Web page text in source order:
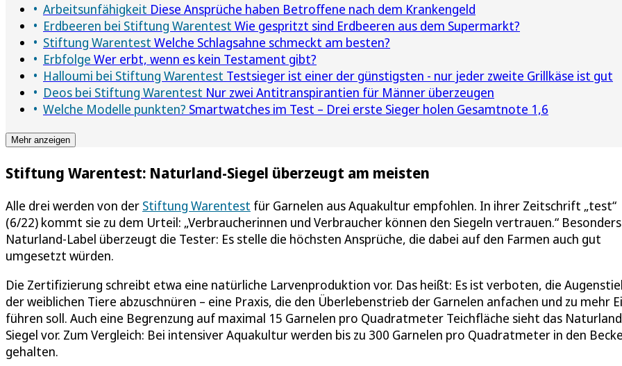
Arbeitsunfähigkeit Diese Ansprüche haben Betroffene nach dem Krankengeld
Erdbeeren bei Stiftung Warentest Wie gespritzt sind Erdbeeren aus dem Supermarkt?
Stiftung Warentest Welche Schlagsahne schmeckt am besten?
Erbfolge Wer erbt, wenn es kein Testament gibt?
Halloumi bei Stiftung Warentest Testsieger ist einer der günstigsten - nur jeder zweite Grillkäse ist gut
Deos bei Stiftung Warentest Nur zwei Antitranspirantien für Männer überzeugen
Welche Modelle punkten? Smartwatches im Test – Drei erste Sieger holen Gesamtnote 1,6
Mehr anzeigen
Stiftung Warentest: Naturland-Siegel überzeugt am meisten
Alle drei werden von der Stiftung Warentest für Garnelen aus Aquakultur empfohlen. In ihrer Zeitschrift „test“
(6/22) kommt sie zu dem Urteil: „Verbraucherinnen und Verbraucher können den Siegeln vertrauen.“
Naturland-Label überzeugt die Tester: Es stelle die höchsten Ansprüche, die dabei auf den Farmen auch gut
umgesetzt würden.
Die Zertifizierung schreibt etwa eine natürliche Larvenproduktion vor. Das heißt: Es ist verboten, die
der weiblichen Tiere abzuschnüren – eine Praxis, die den Überlebenstrieb der Garnelen anfachen und zu mehr
führen soll. Auch eine Begrenzung auf maximal 15 Garnelen pro Quadratmeter Teichfläche sieht das
Siegel vor. Zum Vergleich: Bei intensiver Aquakultur werden bis zu 300 Garnelen pro Quadratmeter in den
gehalten.